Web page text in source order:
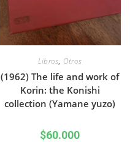
Libros, Otros
(1962) The life and work of
Korin: the Konishi
collection (Yamane yuzo)
$60.000